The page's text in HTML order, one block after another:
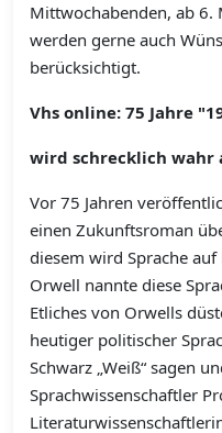
Mittwochabenden, ab 6.
werden gerne auch
berücksichtigt.
Vhs online: 75 Jahre
wird schrecklich wahr
Vor 75 Jahren
einen Zukunftsroman
diesem wird Sprache
Orwell nannte diese
Etliches von Orwells
heutiger politischer
Schwarz „Weiß“ sagen
Sprachwissenschaftler